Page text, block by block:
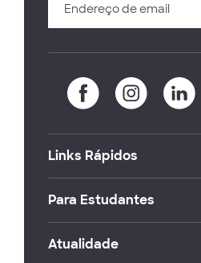
Links Rápidos
Para Estudantes
Atualidade